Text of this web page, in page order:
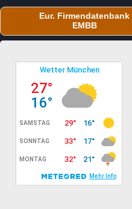
Eur. Firmendatenbank
EMBB